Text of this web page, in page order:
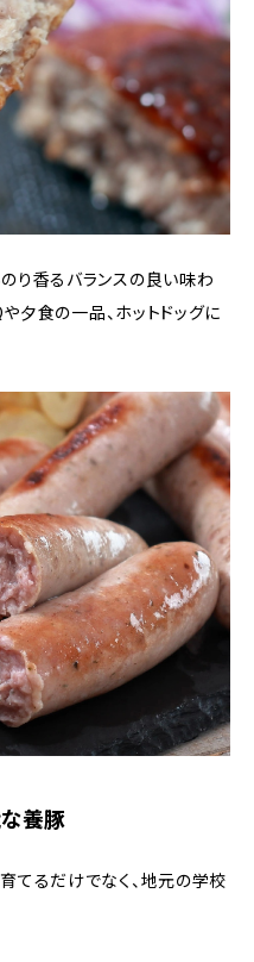
り香るバランスの良い味わ
夕食の一品、ホットドッグに
な養豚
てるだけでなく、地元の学校